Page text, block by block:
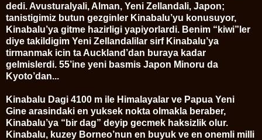
dedi. Avusturalyali, Alman, Yeni Zellandali, Japon;
tanistigimiz butun gezginler Kinabalu’yu konusuyor,
Kinabalu’ya gitme hazirligi yapiyorlardi. Benim “kiwi”ler
diye takildigim Yeni Zellandalilar sirf Kinabalu’ya
tirmanmak icin ta Auckland’dan buraya kadar
gelmislerdi. 55’ine yeni basmis Japon Minoru da
Kyoto’dan...
Kinabalu Dagi 4100 m ile Himalayalar ve Papua Yeni
Gine arasindaki en yuksek nokta olmakla beraber,
Kinabalu’ya “bir dag” deyip gecmek haksizlik olur.
Kinabalu, kuzey Borneo’nun en buyuk ve en onemli milli